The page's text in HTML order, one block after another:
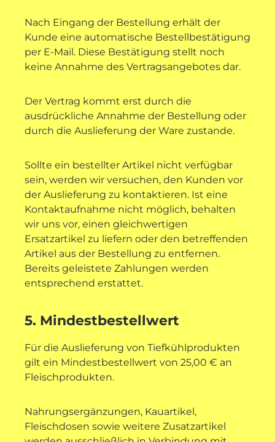
Nach Eingang der Bestellung erhält der
Kunde eine automatische Bestellbestätigung
per E-Mail. Diese Bestätigung stellt noch
keine Annahme des Vertragsangebotes dar.
Der Vertrag kommt erst durch die
ausdrückliche Annahme der Bestellung oder
durch die Auslieferung der Ware zustande.
Sollte ein bestellter Artikel nicht verfügbar
sein, werden wir versuchen, den Kunden vor
der Auslieferung zu kontaktieren. Ist eine
Kontaktaufnahme nicht möglich, behalten
wir uns vor, einen gleichwertigen
Ersatzartikel zu liefern oder den betreffenden
Artikel aus der Bestellung zu entfernen.
Bereits geleistete Zahlungen werden
entsprechend erstattet.
5. Mindestbestellwert
Für die Auslieferung von Tiefkühlprodukten
gilt ein Mindestbestellwert von 25,00 € an
Fleischprodukten.
Nahrungsergänzungen, Kauartikel,
Fleischdosen sowie weitere Zusatzartikel